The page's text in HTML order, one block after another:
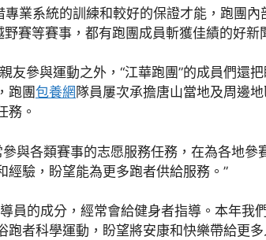
業系統的訓練和較好的保證才能，跑團內
賽等賽事，都有跑團成員斬獲佳績的好新
親友參與運動之外，“江華跑團”的成員們還
跑團包養網 隊員屢次承擔唐山當地及周邊
務。
與各類賽事的志愿服務任務，在為各地參
驗，盼望能為更多跑者供給服務。”
員的成分，經常會給健身者指導。本年我
跑者科學運動，盼望將安康和快樂帶給更多